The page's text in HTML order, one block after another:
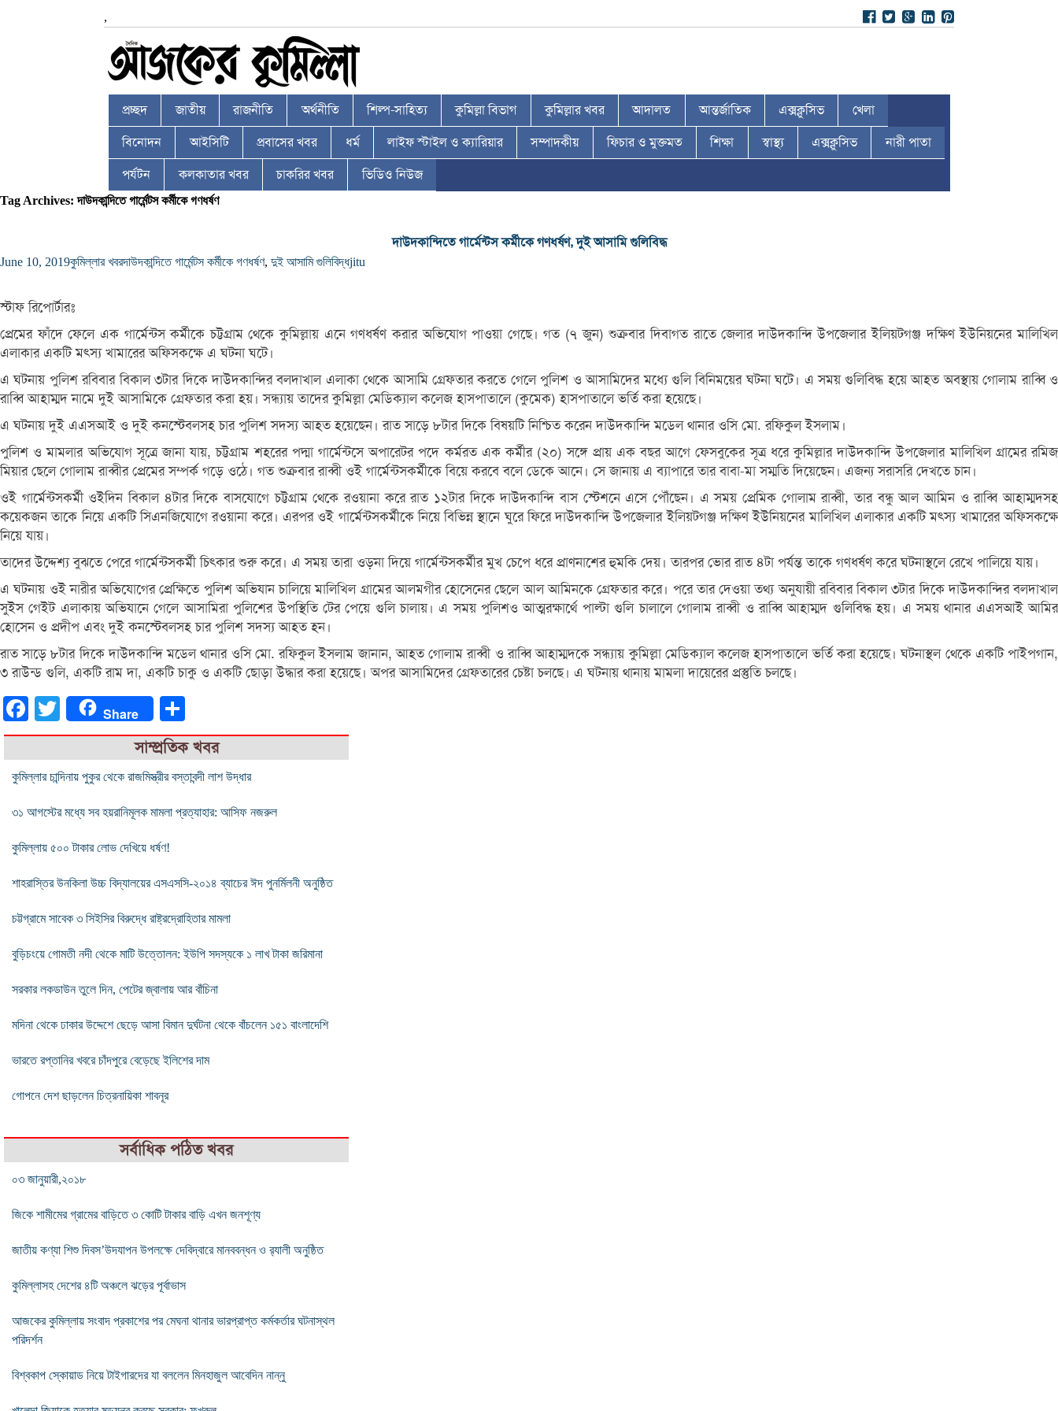
,
প্রচ্ছদ জাতীয় রাজনীতি অর্থনীতি শিল্প-সাহিত্য কুমিল্লা বিভাগ কুমিল্লার খবর আদালত আন্তর্জাতিক এক্সক্লুসিভ খেলা
বিনোদন আইসিটি প্রবাসের খবর ধর্ম লাইফ স্টাইল ও ক্যারিয়ার সম্পাদকীয় ফিচার ও মুক্তমত শিক্ষা স্বাস্থ্য এক্সক্লুসিভ নারী পাতা
পর্যটন কলকাতার খবর চাকরির খবর ভিডিও নিউজ
Tag Archives: দাউদকান্দিতে গার্মেন্টস কর্মীকে গণধর্ষণ
দাউদকান্দিতে গার্মেন্টস কর্মীকে গণধর্ষণ, দুই আসামি গুলিবিদ্ধ
June 10, 2019কুমিল্লার খবরদাউদকান্দিতে গার্মেন্টস কর্মীকে গণধর্ষণ, দুই আসামি গুলিবিদ্ধjitu
স্টাফ রিপোর্টারঃ
প্রেমের ফাঁদে ফেলে এক গার্মেন্টস কর্মীকে চট্টগ্রাম থেকে কুমিল্লায় এনে গণধর্ষণ করার অভিযোগ পাওয়া গেছে। গত (৭ জুন) শুক্রবার দিবাগত রাতে জেলার দাউদকান্দি উপজেলার ইলিয়টগঞ্জ দক্ষিণ ইউনিয়নের মালিখিল
এলাকার একটি মৎস্য খামারের অফিসকক্ষে এ ঘটনা ঘটে।
এ ঘটনায় পুলিশ রবিবার বিকাল ৩টার দিকে দাউদকান্দির বলদাখাল এলাকা থেকে আসামি গ্রেফতার করতে গেলে পুলিশ ও আসামিদের মধ্যে গুলি বিনিময়ের ঘটনা ঘটে। এ সময় গুলিবিদ্ধ হয়ে আহত অবস্থায় গোলাম রাব্বি ও
রাব্বি আহাম্মদ নামে দুই আসামিকে গ্রেফতার করা হয়। সন্ধ্যায় তাদের কুমিল্লা মেডিক্যাল কলেজ হাসপাতালে (কুমেক) হাসপাতালে ভর্তি করা হয়েছে।
এ ঘটনায় দুই এএসআই ও দুই কনস্টেবলসহ চার পুলিশ সদস্য আহত হয়েছেন। রাত সাড়ে ৮টার দিকে বিষয়টি নিশ্চিত করেন দাউদকান্দি মডেল থানার ওসি মো. রফিকুল ইসলাম।
পুলিশ ও মামলার অভিযোগ সূত্রে জানা যায়, চট্টগ্রাম শহরের পদ্মা গার্মেন্টসে অপারেটর পদে কর্মরত এক কর্মীর (২০) সঙ্গে প্রায় এক বছর আগে ফেসবুকের সূত্র ধরে কুমিল্লার দাউদকান্দি উপজেলার মালিখিল গ্রামের রমিজ
মিয়ার ছেলে গোলাম রাব্বীর প্রেমের সম্পর্ক গড়ে ওঠে। গত শুক্রবার রাব্বী ওই গার্মেন্টসকর্মীকে বিয়ে করবে বলে ডেকে আনে। সে জানায় এ ব্যাপারে তার বাবা-মা সম্মতি দিয়েছেন। এজন্য সরাসরি দেখতে চান।
ওই গার্মেন্টসকর্মী ওইদিন বিকাল ৪টার দিকে বাসযোগে চট্টগ্রাম থেকে রওয়ানা করে রাত ১২টার দিকে দাউদকান্দি বাস স্টেশনে এসে পৌঁছেন। এ সময় প্রেমিক গোলাম রাব্বী, তার বন্ধু আল আমিন ও রাব্বি আহাম্মদসহ
কয়েকজন তাকে নিয়ে একটি সিএনজিযোগে রওয়ানা করে। এরপর ওই গার্মেন্টসকর্মীকে নিয়ে বিভিন্ন স্থানে ঘুরে ফিরে দাউদকান্দি উপজেলার ইলিয়টগঞ্জ দক্ষিণ ইউনিয়নের মালিখিল এলাকার একটি মৎস্য খামারের অফিসকক্ষে
নিয়ে যায়।
তাদের উদ্দেশ্য বুঝতে পেরে গার্মেন্টসকর্মী চিৎকার শুরু করে। এ সময় তারা ওড়না দিয়ে গার্মেন্টসকর্মীর মুখ চেপে ধরে প্রাণনাশের হুমকি দেয়। তারপর ভোর রাত ৪টা পর্যন্ত তাকে গণধর্ষণ করে ঘটনাস্থলে রেখে পালিয়ে যায়।
এ ঘটনায় ওই নারীর অভিযোগের প্রেক্ষিতে পুলিশ অভিযান চালিয়ে মালিখিল গ্রামের আলমগীর হোসেনের ছেলে আল আমিনকে গ্রেফতার করে। পরে তার দেওয়া তথ্য অনুযায়ী রবিবার বিকাল ৩টার দিকে দাউদকান্দির বলদাখাল
সুইস গেইট এলাকায় অভিযানে গেলে আসামিরা পুলিশের উপস্থিতি টের পেয়ে গুলি চালায়। এ সময় পুলিশও আত্মরক্ষার্থে পাল্টা গুলি চালালে গোলাম রাব্বী ও রাব্বি আহাম্মদ গুলিবিদ্ধ হয়। এ সময় থানার এএসআই আমির
হোসেন ও প্রদীপ এবং দুই কনস্টেবলসহ চার পুলিশ সদস্য আহত হন।
রাত সাড়ে ৮টার দিকে দাউদকান্দি মডেল থানার ওসি মো. রফিকুল ইসলাম জানান, আহত গোলাম রাব্বী ও রাব্বি আহাম্মদকে সন্ধ্যায় কুমিল্লা মেডিক্যাল কলেজ হাসপাতালে ভর্তি করা হয়েছে। ঘটনাস্থল থেকে একটি পাইপগান,
৩ রাউন্ড গুলি, একটি রাম দা, একটি চাকু ও একটি ছোড়া উদ্ধার করা হয়েছে। অপর আসামিদের গ্রেফতারের চেষ্টা চলছে। এ ঘটনায় থানায় মামলা দায়েরের প্রস্তুতি চলছে।
FacebookTwitter Share
সাম্প্রতিক খবর
কুমিল্লার চান্দিনায় পুকুর থেকে রাজমিস্ত্রীর বস্তাবন্দী লাশ উদ্ধার
৩১ আগস্টের মধ্যে সব হয়রানিমূলক মামলা প্রত্যাহার: আসিফ নজরুল
কুমিল্লায় ৫০০ টাকার লোভ দেখিয়ে ধর্ষণ!
শাহরাস্তির উনকিলা উচ্চ বিদ্যালয়ের এসএসসি-২০১৪ ব্যাচের ঈদ পুনর্মিলনী অনুষ্ঠিত
চট্টগ্রামে সাবেক ৩ সিইসির বিরুদ্ধে রাষ্ট্রদ্রোহিতার মামলা
বুড়িচংয়ে গোমতী নদী থেকে মাটি উত্তোলন: ইউপি সদস্যকে ১ লাখ টাকা জরিমানা
সরকার লকডাউন তুলে দিন, পেটের জ্বালায় আর বাঁচিনা
মদিনা থেকে ঢাকার উদ্দেশে ছেড়ে আসা বিমান দুর্ঘটনা থেকে বাঁচলেন ১৫১ বাংলাদেশি
ভারতে রপ্তানির খবরে চাঁদপুরে বেড়েছে ইলিশের দাম
গোপনে দেশ ছাড়লেন চিত্রনায়িকা শাবনূর
সর্বাধিক পঠিত খবর
০৩ জানুয়ারী,২০১৮
জিকে শামীমের গ্রামের বাড়িতে ৩ কোটি টাকার বাড়ি এখন জনশূণ্য
জাতীয় কণ্যা শিশু দিবস’উদযাপন উপলক্ষে দেবিদ্বারে মানববন্ধন ও র‌্যালী অনুষ্ঠিত
কুমিল্লাসহ দেশের ৪টি অঞ্চলে ঝড়ের পূর্বাভাস
আজকের কুমিল্লায় সংবাদ প্রকাশের পর মেঘনা থানার ভারপ্রাপ্ত কর্মকর্তার ঘটনাস্থল
পরিদর্শন
বিশ্বকাপ স্কোয়াড নিয়ে টাইগারদের যা বললেন মিনহাজুল আবেদিন নান্নু